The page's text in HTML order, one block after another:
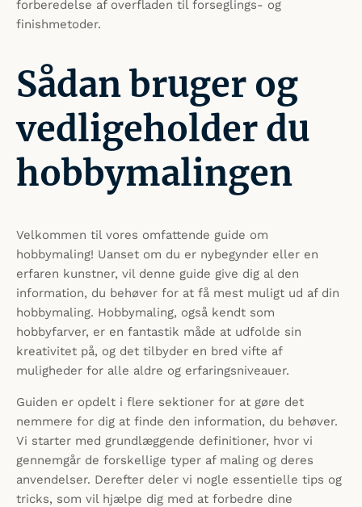
forberedelse af overfladen til forseglings- og
finishmetoder.
Sådan bruger og
vedligeholder du
hobbymalingen
Velkommen til vores omfattende guide om
hobbymaling! Uanset om du er nybegynder eller en
erfaren kunstner, vil denne guide give dig al den
information, du behøver for at få mest muligt ud af din
hobbymaling. Hobbymaling, også kendt som
hobbyfarver, er en fantastik måde at udfolde sin
kreativitet på, og det tilbyder en bred vifte af
muligheder for alle aldre og erfaringsniveauer.
Guiden er opdelt i flere sektioner for at gøre det
nemmere for dig at finde den information, du behøver.
Vi starter med grundlæggende definitioner, hvor vi
gennemgår de forskellige typer af maling og deres
anvendelser. Derefter deler vi nogle essentielle tips og
tricks, som vil hjælpe dig med at forbedre dine